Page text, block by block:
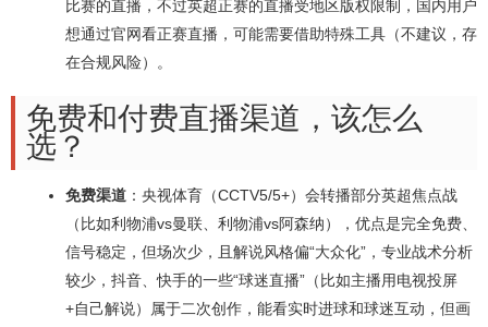
比赛的直播，不过英超正赛的直播受地区版权限制，国内用户
想通过官网看正赛直播，可能需要借助特殊工具（不建议，存
在合规风险）。
免费和付费直播渠道，该怎么
选？
免费渠道 ：央视体育（CCTV5/5+）会转播部分英超焦点战
（比如利物浦vs曼联、利物浦vs阿森纳），优点是完全免费、
信号稳定，但场次少，且解说风格偏“大众化”，专业战术分析
较少，抖音、快手的一些“球迷直播”（比如主播用电视投屏
+自己解说）属于二次创作，能看实时进球和球迷互动，但画